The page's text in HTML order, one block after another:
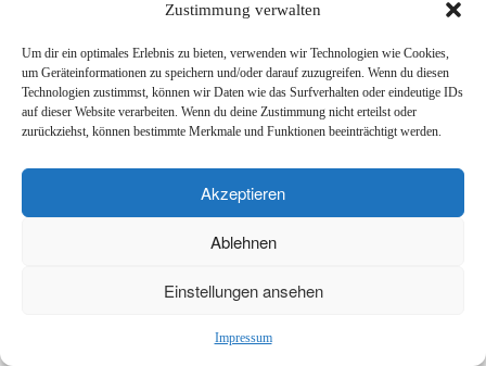
Zustimmung verwalten
Um dir ein optimales Erlebnis zu bieten, verwenden wir Technologien wie Cookies,
um Geräteinformationen zu speichern und/oder darauf zuzugreifen. Wenn du diesen
Technologien zustimmst, können wir Daten wie das Surfverhalten oder eindeutige IDs
auf dieser Website verarbeiten. Wenn du deine Zustimmung nicht erteilst oder
zurückziehst, können bestimmte Merkmale und Funktionen beeinträchtigt werden.
Akzeptieren
Ablehnen
Einstellungen ansehen
Impressum
·© 2026 Förderverein der Freiwilligen Feuerwehr Starbach e.V.·Präsentiert von
·
Entworfen mit demCustomizr-Theme